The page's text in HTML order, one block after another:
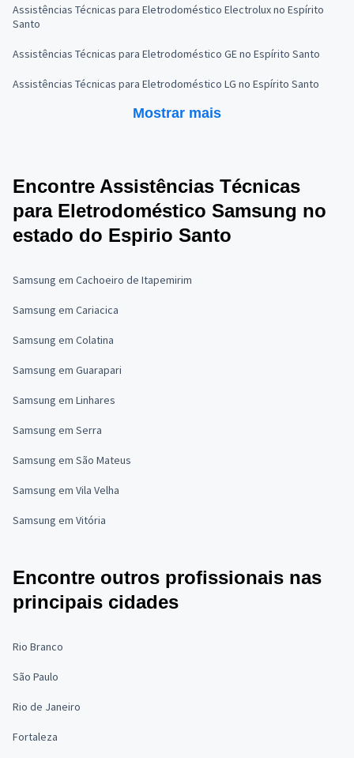
Assistências Técnicas para Eletrodoméstico Electrolux no Espírito
Santo
Assistências Técnicas para Eletrodoméstico GE no Espírito Santo
Assistências Técnicas para Eletrodoméstico LG no Espírito Santo
Mostrar mais
Encontre Assistências Técnicas
para Eletrodoméstico Samsung no
estado do Espirio Santo
Samsung em Cachoeiro de Itapemirim
Samsung em Cariacica
Samsung em Colatina
Samsung em Guarapari
Samsung em Linhares
Samsung em Serra
Samsung em São Mateus
Samsung em Vila Velha
Samsung em Vitória
Encontre outros profissionais nas
principais cidades
Rio Branco
São Paulo
Rio de Janeiro
Fortaleza